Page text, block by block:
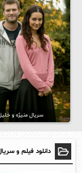
سریال منیژه و
دانلود فیلم و